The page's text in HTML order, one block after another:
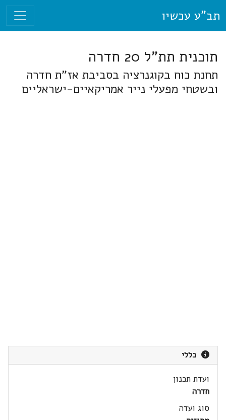
תב"ע עכשיו
תוכנית תת"ל 20 חדרה
תחנת כוח בקוגנרציה בסביבת אז"ת חדרה
ובשטחי מפעלי נייר אמריקאיים-ישראליים
כללי
ועדת תכנון
חדרה
סוג ועדה